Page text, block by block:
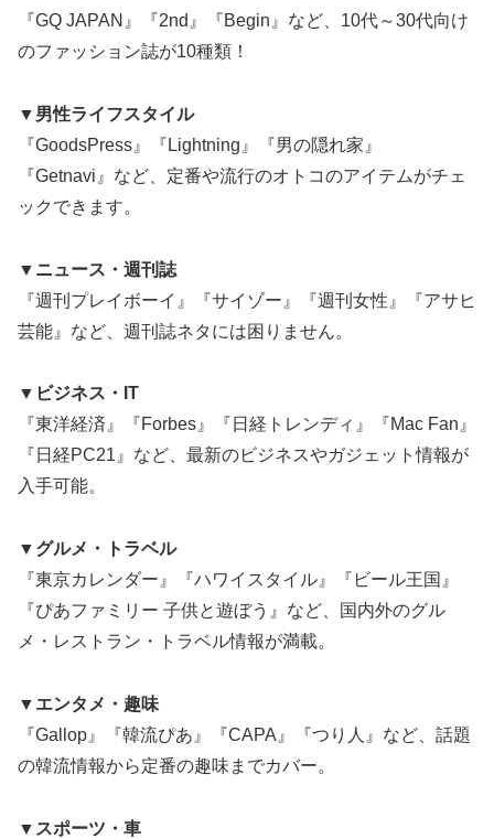
『GQ JAPAN』『2nd』『Begin』など、10代～30代向け
のファッション誌が10種類！
▼男性ライフスタイル
『GoodsPress』『Lightning』『男の隠れ家』
『Getnavi』など、定番や流行のオトコのアイテムがチェ
ックできます。
▼ニュース・週刊誌
『週刊プレイボーイ』『サイゾー』『週刊女性』『アサヒ
芸能』など、週刊誌ネタには困りません。
▼ビジネス・IT
『東洋経済』『Forbes』『日経トレンディ』『Mac Fan』
『日経PC21』など、最新のビジネスやガジェット情報が
入手可能。
▼グルメ・トラベル
『東京カレンダー』『ハワイスタイル』『ビール王国』
『ぴあファミリー 子供と遊ぼう』など、国内外のグル
メ・レストラン・トラベル情報が満載。
▼エンタメ・趣味
『Gallop』『韓流ぴあ』『CAPA』『つり人』など、話題
の韓流情報から定番の趣味までカバー。
▼スポーツ・車